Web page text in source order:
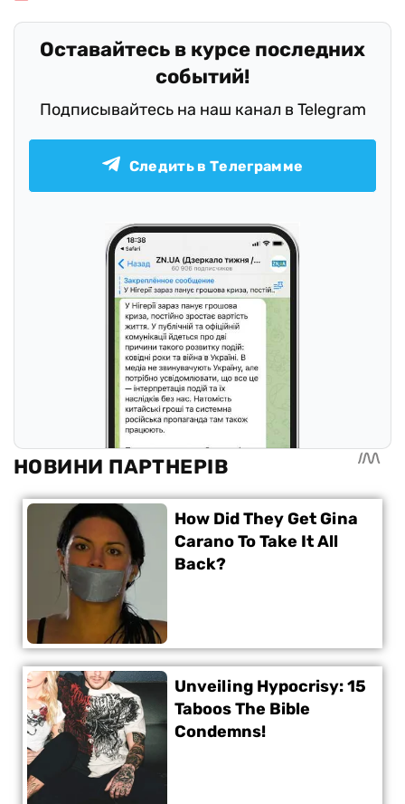
Оставайтесь в курсе последних
событий!
Подписывайтесь на наш канал в Telegram
Следить в Телеграмме